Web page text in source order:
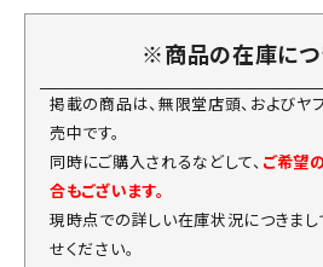
※商品の在庫につ
掲載の商品は、無限堂店頭、およびヤ
売中です。
同時にご購入されるなどして、 ご希望
合もございます。
現時点での詳しい在庫状況につきま
せください。